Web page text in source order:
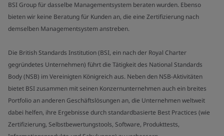
BSI Group für dasselbe Managementsystem beraten wurden. Ebenso
bieten wir keine Beratung für Kunden an, die eine Zertifizierung nach
demselben Managementsystem anstreben.
Die British Standards Institution (BSI, ein nach der Royal Charter
gegründetes Unternehmen) führt die Tätigkeit des National Standards
Body (NSB) im Vereinigten Königreich aus. Neben den NSB-Aktivitäten
bietet BSI zusammen mit seinen Konzernunternehmen auch ein breites
Portfolio an anderen Geschäftslösungen an, die Unternehmen weltweit
dabei helfen, ihre Ergebnisse durch standardbasierte Best Practices (wie
Zertifizierung, Selbstbewertungstools, Software, Produkttests,